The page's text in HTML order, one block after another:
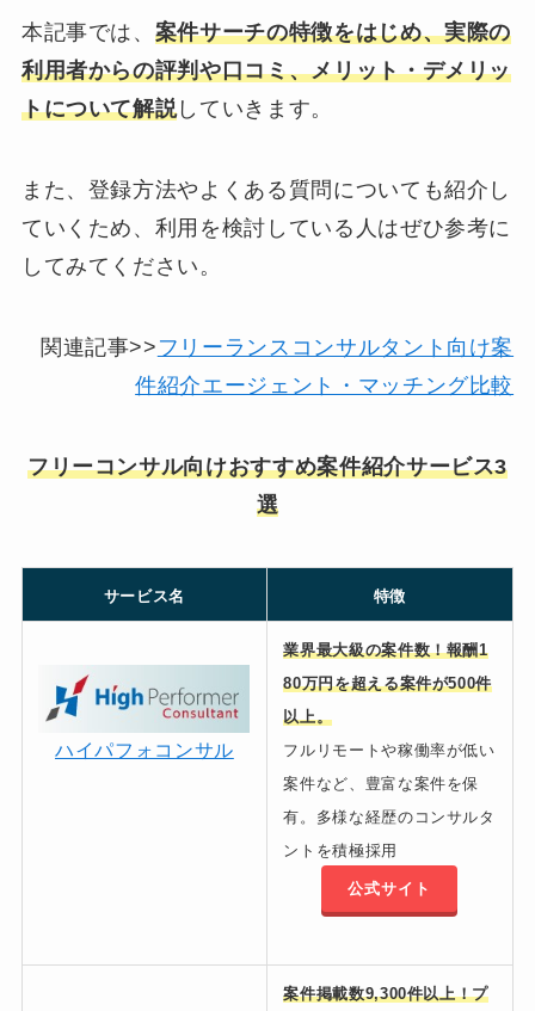
本記事では、 案件サーチの特徴をはじめ、実際の
利用者からの評判や口コミ、メリット・デメリッ
トについて解説していきます。
また、登録方法やよくある質問についても紹介し
ていくため、利用を検討している人はぜひ参考に
してみてください。
関連記事>> フリーランスコンサルタント向け案
件紹介エージェント・マッチング比較
フリーコンサル向けおすすめ案件紹介サービス3
選
サービス名 特徴
ハイパフォコンサル
業界最大級の案件数！報酬1
80万円を超える案件が500件
以上。
フルリモートや稼働率が低い
案件など、豊富な案件を保
有。多様な経歴のコンサルタ
ントを積極採用
公式サイト
案件掲載数9,300件以上！プ